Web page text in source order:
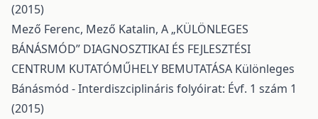
(2015)
Mező Ferenc, Mező Katalin, A „KÜLÖNLEGES
BÁNÁSMÓD” DIAGNOSZTIKAI ÉS FEJLESZTÉSI
CENTRUM KUTATÓMŰHELY BEMUTATÁSA Különleges
Bánásmód - Interdiszciplináris folyóirat: Évf. 1 szám 1
(2015)